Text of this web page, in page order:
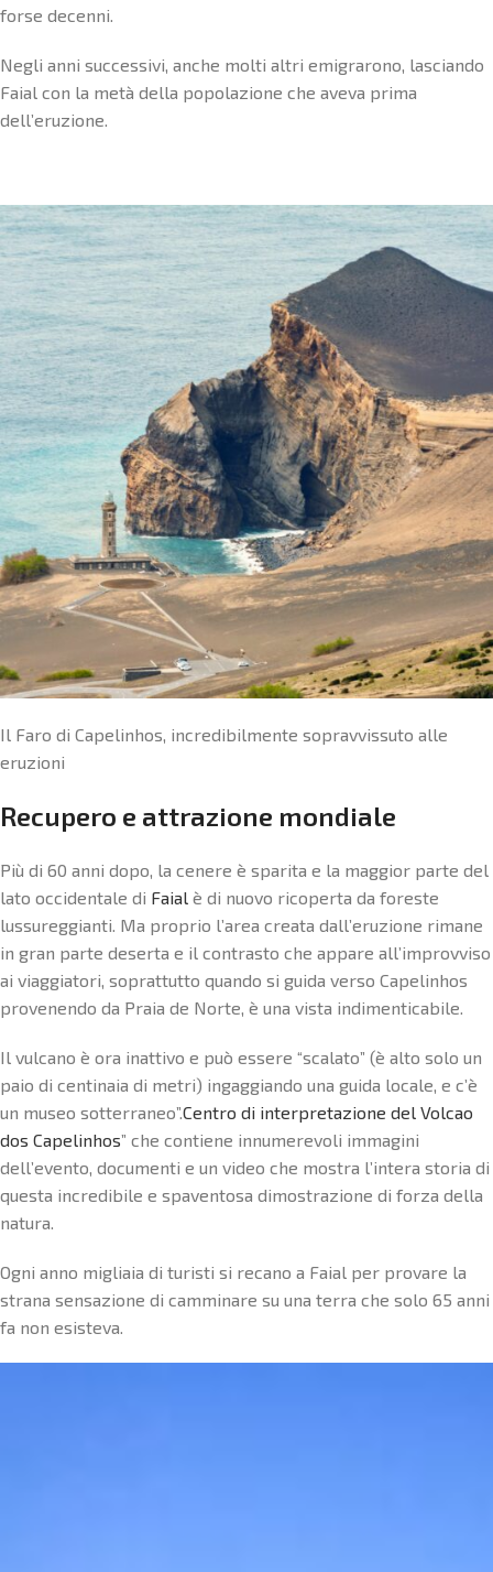
forse decenni.
Negli anni successivi, anche molti altri emigrarono, lasciando
Faial con la metà della popolazione che aveva prima
dell’eruzione.
Il Faro di Capelinhos, incredibilmente sopravvissuto alle
eruzioni
Recupero e attrazione mondiale
Più di 60 anni dopo, la cenere è sparita e la maggior parte del
lato occidentale di Faial è di nuovo ricoperta da foreste
lussureggianti. Ma proprio l’area creata dall’eruzione rimane
in gran parte deserta e il contrasto che appare all’improvviso
ai viaggiatori, soprattutto quando si guida verso Capelinhos
provenendo da Praia de Norte, è una vista indimenticabile.
Il vulcano è ora inattivo e può essere “scalato” (è alto solo un
paio di centinaia di metri) ingaggiando una guida locale, e c’è
un museo sotterraneo”.Centro di interpretazione del Volcao
dos Capelinhos” che contiene innumerevoli immagini
dell’evento, documenti e un video che mostra l’intera storia di
questa incredibile e spaventosa dimostrazione di forza della
natura.
Ogni anno migliaia di turisti si recano a Faial per provare la
strana sensazione di camminare su una terra che solo 65 anni
fa non esisteva.